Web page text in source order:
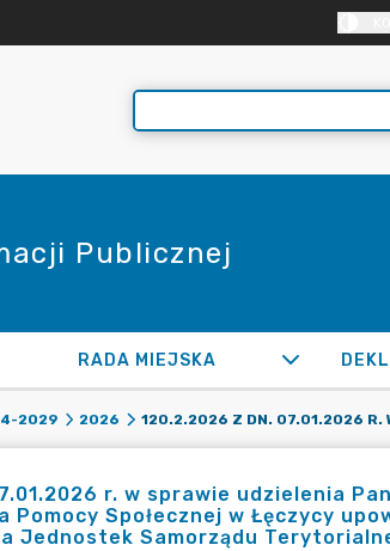
Publicznej
RADA MIEJSKA
2029 2026
r. w sprawie udzielenia
Pomocy Społecznej w Łęczycy
Jednostek Samorządu